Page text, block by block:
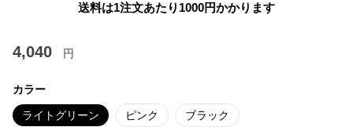
送料は1注文あたり 1000円かかります
4,040 円
カラー
ライトグリーン ピンク ブラック